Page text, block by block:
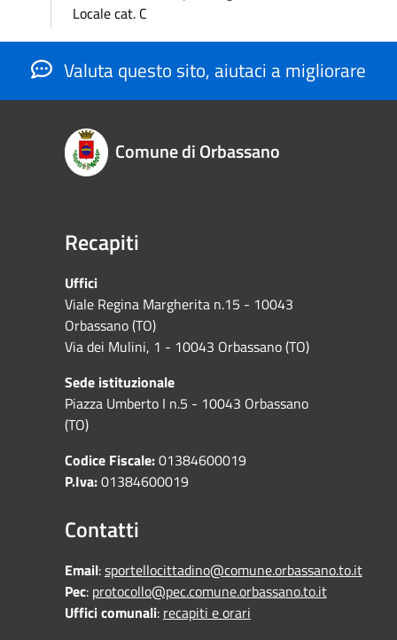
Locale cat. C
Valuta questo sito, aiutaci a migliorare
Comune di Orbassano
Recapiti
Uffici
Viale Regina Margherita n.15 - 10043
Orbassano (TO)
Via dei Mulini, 1 - 10043 Orbassano (TO)
Sede istituzionale
Piazza Umberto I n.5 - 10043 Orbassano
(TO)
Codice Fiscale:01384600019
P.Iva:01384600019
Contatti
Email:sportellocittadino@comune.orbassano.to.it
Pec: protocollo@pec.comune.orbassano.to.it
Uffici comunali: recapiti e orari